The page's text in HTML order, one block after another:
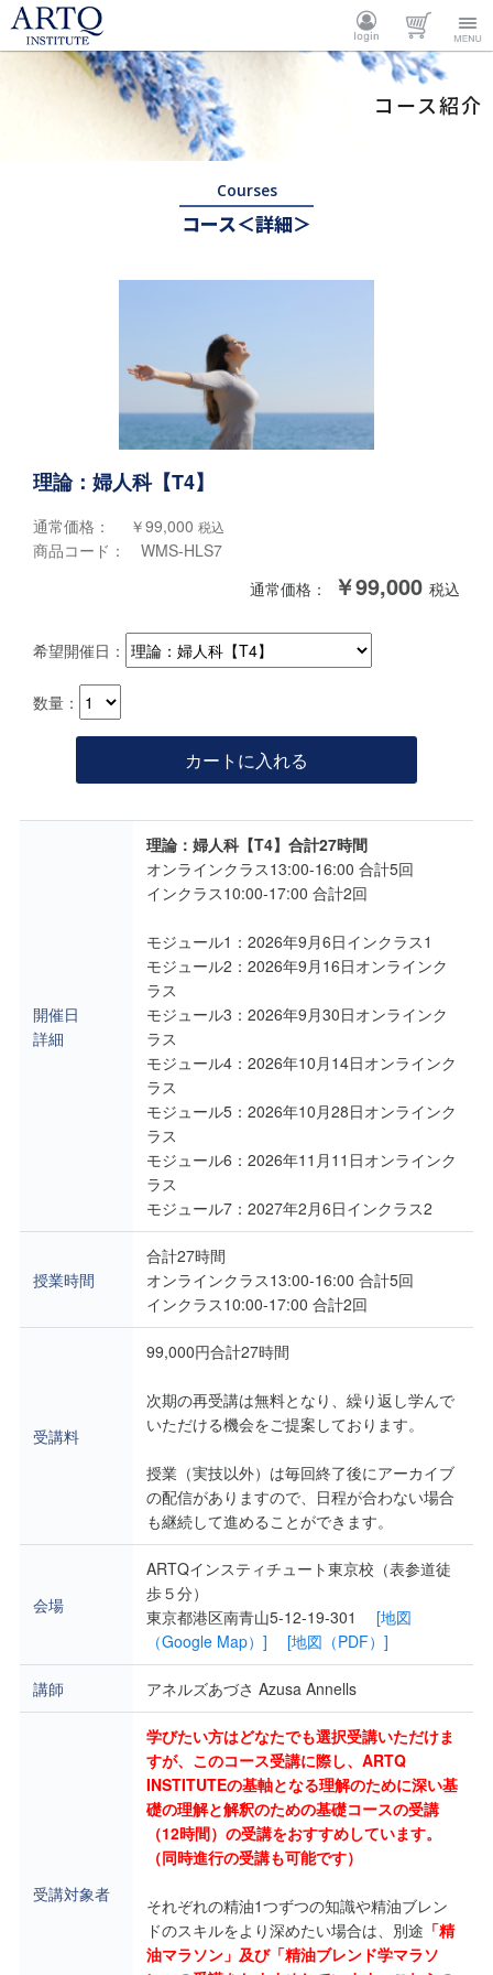
ARTQ
INSTITUTE
Menu
カート
ログイ
コース紹介
Courses
コース＜詳細＞
理論：婦人科【T4】
通常価格： ￥99,000税込
商品コード： WMS-HLS7
通常価格：
￥99,000 税込
希望開催日：
数量：
カートに入れる
開催日
詳細
理論：婦人科【T4】合計27時間
オンラインクラス13:00-16:00 合計5回
インクラス10:00-17:00 合計2回
モジュール1：2026年9月6日インクラス1
モジュール2：2026年9月16日オンラインク
ラス
モジュール3：2026年9月30日オンラインク
ラス
モジュール4：2026年10月14日オンラインク
ラス
モジュール5：2026年10月28日オンラインク
ラス
モジュール6：2026年11月11日オンラインク
ラス
モジュール7：2027年2月6日インクラス2
授業時間
合計27時間
オンラインクラス13:00-16:00 合計5回
インクラス10:00-17:00 合計2回
受講料
99,000円合計27時間
次期の再受講は無料となり、繰り返し学んで
いただける機会をご提案しております。
授業（実技以外）は毎回終了後にアーカイブ
の配信がありますので、日程が合わない場合
も継続して進めることができます。
会場
ARTQインスティチュート東京校（表参道徒
歩５分）
東京都港区南青山5-12-19-301 [地図
（Google Map）]
[地図（PDF）]
講師 アネルズあづさ Azusa Annells
受講対象者
学びたい方はどなたでも選択受講いただけま
すが、このコース受講に際し、ARTQ
INSTITUTEの基軸となる理解のために深い基
礎の理解と解釈のための基礎コースの受講
（12時間）の受講をおすすめしています。
（同時進行の受講も可能です）
それぞれの精油1つずつの知識や精油ブレン
ドのスキルをより深めたい場合は、別途 「精
油マラソン」及び「精油ブレンド学マラソ